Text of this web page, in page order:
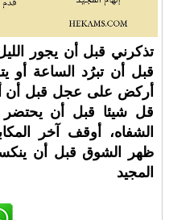
تذكرني قبل أن يجور
قبل أن تبرُد الساعة أو
أركض على عجل قبل أن
قل شيئا قبل أن
الشفاه، أوقف آخر
ظهر الشوق قبل أن
المجيد